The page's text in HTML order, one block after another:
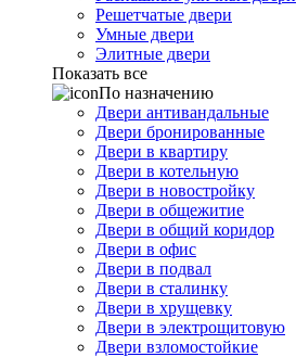
Решетчатые двери
Умные двери
Элитные двери
Показать все
По назначению
Двери антивандальные
Двери бронированные
Двери в квартиру
Двери в котельную
Двери в новостройку
Двери в общежитие
Двери в общий коридор
Двери в офис
Двери в подвал
Двери в сталинку
Двери в хрущевку
Двери в электрощитовую
Двери взломостойкие